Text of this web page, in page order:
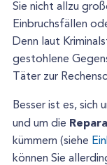
Sie nicht allzu
Einbruchsfällen
Denn laut
gestohlene
Täter zur
Besser ist es, sich
und um die
kümmern (siehe
können Sie